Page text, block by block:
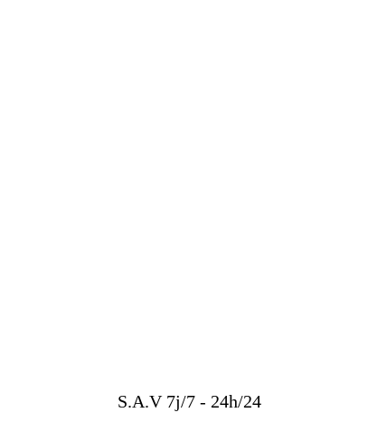
S.A.V 7j/7 - 24h/24